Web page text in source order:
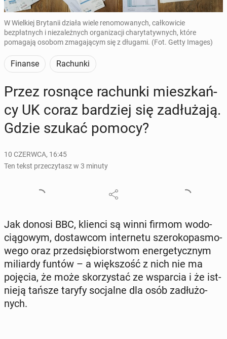
W Wielkiej Brytanii działa wiele renomowanych, całkowicie
bezpłatnych i niezależnych organizacji charytatywnych, które
pomagają osobom zmagającym się z długami. (Fot. Getty Images)
Finanse Rachunki
Przez rosnące ra­chun­ki miesz­kań­
cy UK coraz bar­dziej się za­dłu­ża­ją.
Gdzie szukać pomocy?
10 CZERWCA, 16:45
Ten tekst przeczytasz w 3 minuty
Jak donosi BBC, klienci są winni firmom wo­do­
cią­go­wym, do­staw­com in­ter­ne­tu sze­ro­ko­pa­smo­
we­go oraz przed­się­bior­stwom ener­ge­tycz­nym
mi­liar­dy funtów – a więk­szość z nich nie ma
pojęcia, że może sko­rzy­stać ze wspar­cia i że ist­
nie­ją tańsze taryfy so­cjal­ne dla osób za­dłu­żo­
nych.